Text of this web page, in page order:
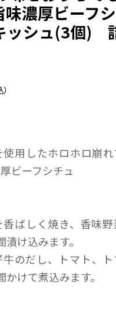
濃厚ビーフ
ッシュ(3個)
用したホロホロ崩れ
ビーフシチュ
ばしく焼き、香味野
け込みます。
のだし、トマト、
けて煮込みます。
ロトロなお肉と口い
にご堪能下さい。